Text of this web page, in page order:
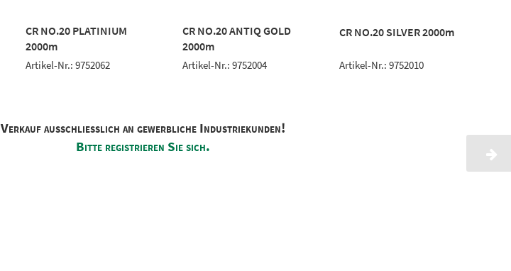
CR NO.20 PLATINIUM
2000m
Artikel-Nr.: 9752062
CR NO.20 ANTIQ GOLD
2000m
Artikel-Nr.: 9752004
CR NO.20 SILVER 2000m
Artikel-Nr.: 9752010
Verkauf ausschliesslich an gewerbliche Industriekunden!
Bitte registrieren Sie sich.